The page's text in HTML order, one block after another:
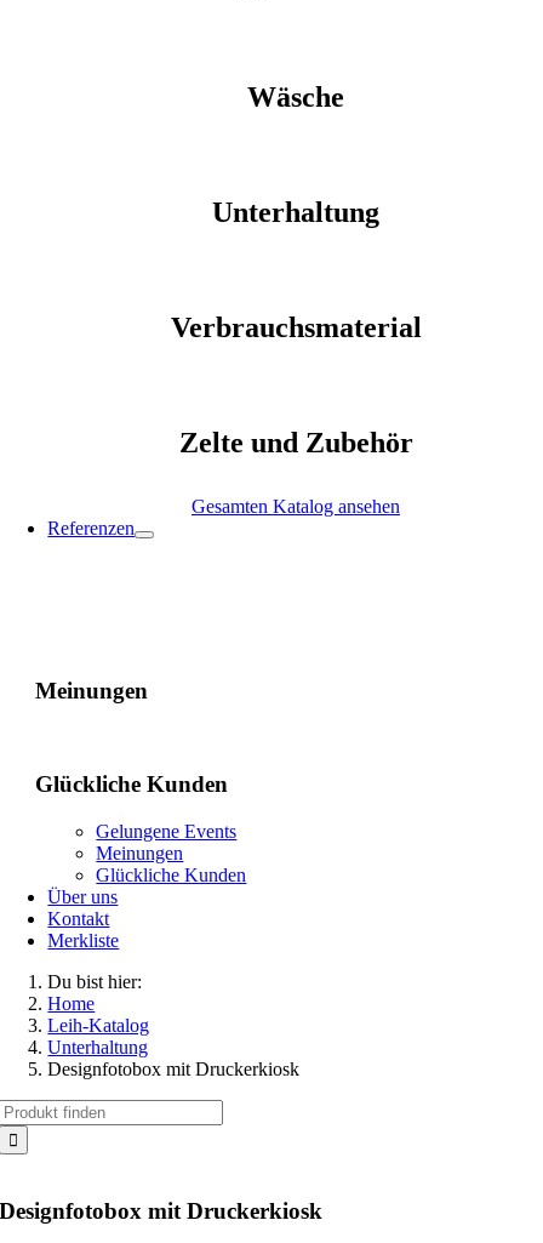
Wäsche
Unterhaltung
Verbrauchsmaterial
Zelte und Zubehör
Gesamten Katalog ansehen
Referenzen
Meinungen
Glückliche Kunden
Gelungene Events
Meinungen
Glückliche Kunden
Über uns
Kontakt
Merkliste
Du bist hier:
Home
Leih-Katalog
Unterhaltung
Designfotobox mit Druckerkiosk
Designfotobox mit Druckerkiosk